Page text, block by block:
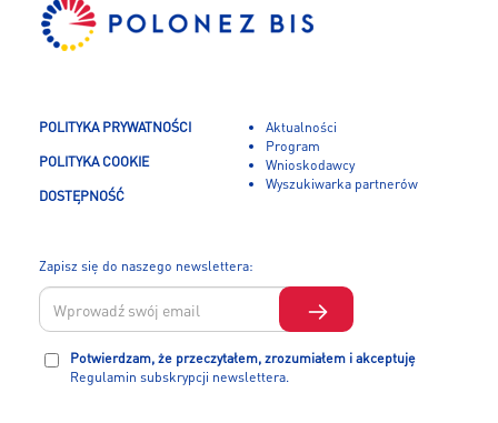
POLITYKA PRYWATNOŚCI
POLITYKA COOKIE
DOSTĘPNOŚĆ
Aktualności
Program
Wnioskodawcy
Wyszukiwarka partnerów
Zapisz się do naszego newslettera:
Potwierdzam, że przeczytałem, zrozumiałem i akceptuję
Regulamin subskrypcji newslettera.